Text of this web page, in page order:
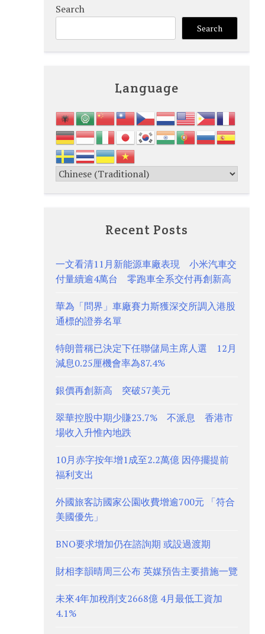
Search
Search
Language
Recent Posts
一文看清11月新能源車廠表現 小米汽車交
付量續逾4萬台 零跑車全系交付再創新高
華為「問界」車廠賽力斯獲深交所調入港股
通標的證券名單
特朗普稱已決定下任聯儲局主席人選 12月
減息0.25厘機會率為87.4%
銀價再創新高 突破57美元
翠華控股中期少賺23.7% 不派息 香港市
場收入升惟內地跌
10月赤字按年增1成至2.2萬億 因停擺提前
福利支出
外國旅客訪國家公園收費增逾700元 「符合
美國優先」
BNO要求增加仍在諮詢期 或設過渡期
財相李韻晴周三公布 英媒預告主要措施一覽
未來4年加稅削支2668億 4月最低工資加
4.1%